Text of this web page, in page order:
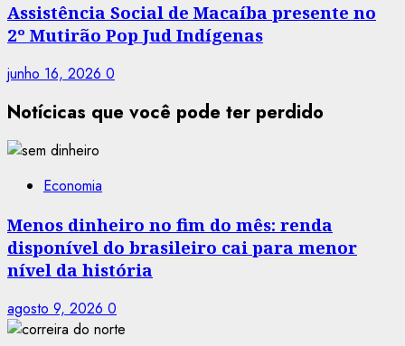
Assistência Social de Macaíba presente no
2º Mutirão Pop Jud Indígenas
junho 16, 2026 0
Notícicas que você pode ter perdido
Economia
Menos dinheiro no fim do mês: renda
disponível do brasileiro cai para menor
nível da história
agosto 9, 2026 0